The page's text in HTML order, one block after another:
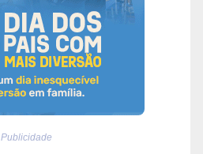
Publicidade